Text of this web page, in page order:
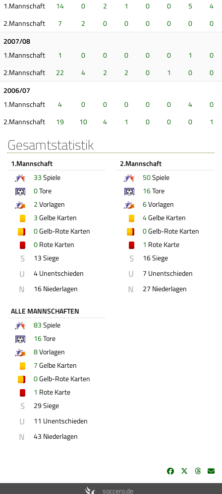
1.Mannschaft
14 0 2 1 0 0 5
4
2.Mannschaft
7 2 0 0 0 0 0
0
2007/08
1.Mannschaft
1 0 0 0 0 0 1
0
2.Mannschaft
22 4 2 2 0 1 0
0
2006/07
1.Mannschaft
4 0 0 0 0 0 4
0
2.Mannschaft
19 10 4 1 0 0 0 1
Gesamtstatistik
1.Mannschaft
33Spiele
0Tore
2Vorlagen
3Gelbe Karten
0Gelb-Rote Karten
0Rote Karten
S 13 Siege
U 4 Unentschieden
N 16 Niederlagen
2.Mannschaft
50Spiele
16Tore
6Vorlagen
4Gelbe Karten
0Gelb-Rote Karten
1 Rote Karte
S 16 Siege
U 7 Unentschieden
N 27 Niederlagen
ALLE MANNSCHAFTEN
83Spiele
16Tore
8Vorlagen
7Gelbe Karten
0Gelb-Rote Karten
1 Rote Karte
S 29 Siege
U 11 Unentschieden
N 43 Niederlagen
soccero.de